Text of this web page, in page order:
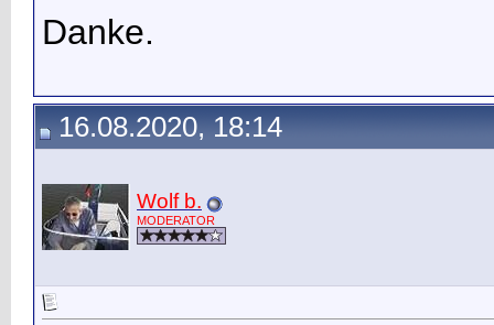
Danke.
16.08.2020, 18:14
Wolf b.
MODERATOR